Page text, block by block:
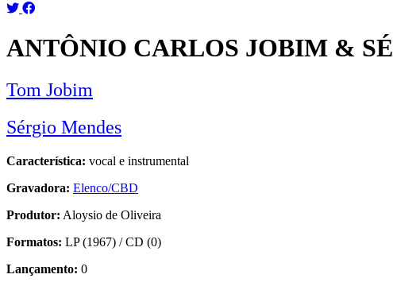
ANTÔNIO CARLOS JOBIM &
Tom Jobim
Sérgio Mendes
Característica: vocal e instrumental
Gravadora: Elenco/CBD
Produtor: Aloysio de Oliveira
Formatos: LP (1967) / CD (0)
Lançamento: 0